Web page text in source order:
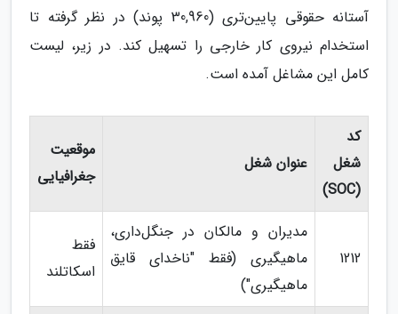
آستانه حقوقی پایین‌تری (30,960 پوند) در نظر گرفته تا
استخدام نیروی کار خارجی را تسهیل کند. در زیر، لیست
کامل این مشاغل آمده است.
کد
شغل
(SOC)
عنوان شغل
موقعیت
جغرافیایی
1212
مدیران و مالکان در جنگل‌داری،
ماهیگیری (فقط "ناخدای قایق
ماهیگیری")
فقط
اسکاتلند